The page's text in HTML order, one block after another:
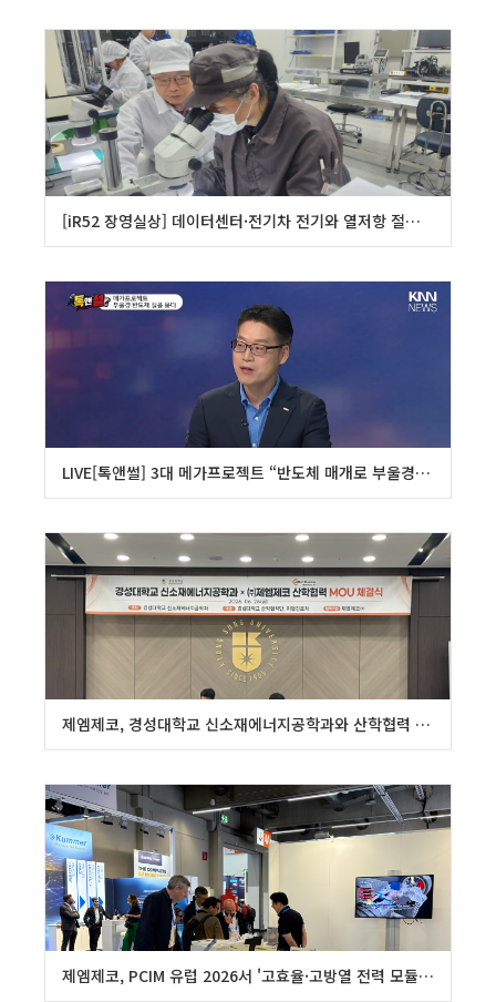
[iR52 장영실상] 데이터센터·전기차 전기와 열저항 절반으로 줄였죠
LIVE[톡앤썰] 3대 메가프로젝트 “반도체 매개로 부울경-서남권 산업벨트 가속화하는 계기” 이성식 부산대 반도체공동연구소장∙최윤화 제엠제코 대표 / KNN
제엠제코, 경성대학교 신소재에너지공학과와 산학협력 MOU
제엠제코, PCIM 유럽 2026서 '고효율·고방열 전력 모듈' 출품